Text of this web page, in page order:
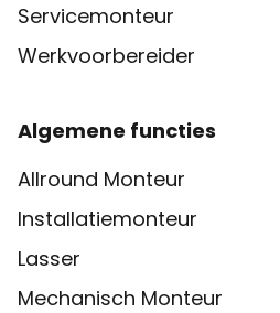
Servicemonteur
Werkvoorbereider
Algemene functies
Allround Monteur
Installatiemonteur
Lasser
Mechanisch Monteur